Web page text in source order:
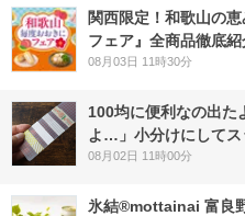
関西限定！和歌山の
フェア』全商品徹底紹
08月03日 11時30分
100均に便利なの出た
よ…」小分けにしてス
08月02日 11時00分
氷結®mottainai 富良